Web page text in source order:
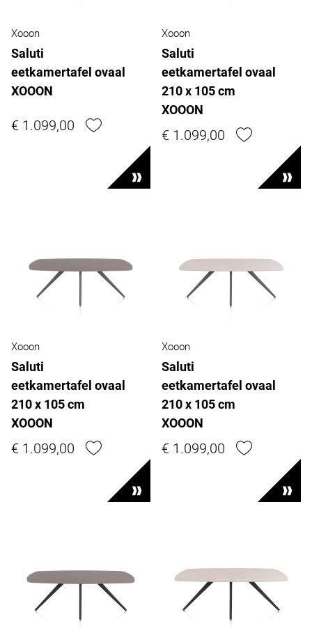
Xooon
Saluti
eetkamertafel ovaal
XOOON
€ 1.099,00
Xooon
Saluti
eetkamertafel ovaal
210 x 105 cm
XOOON
€ 1.099,00
Xooon
Saluti
eetkamertafel ovaal
210 x 105 cm
XOOON
€ 1.099,00
Xooon
Saluti
eetkamertafel ovaal
210 x 105 cm
XOOON
€ 1.099,00